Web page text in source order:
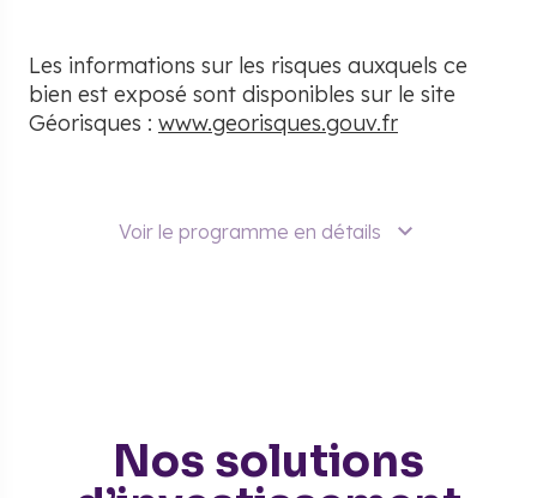
Les informations sur les risques auxquels ce
bien est exposé sont disponibles sur le site
Géorisques : www.georisques.gouv.fr
Voir le programme en détails
Nos solutions